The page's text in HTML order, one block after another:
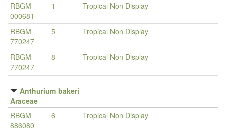
RBGM
000681
1 Tropical Non Display
RBGM
770247
5 Tropical Non Display
RBGM
770247
8 Tropical Non Display
Anthurium bakeri
Araceae
RBGM
886080
6 Tropical Non Display